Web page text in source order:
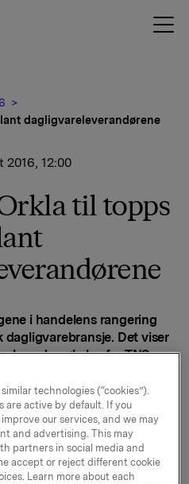
dagligvareleverandørene
2016, 12:00
til topps
i handelens rangering
dagligvarebransje. Det viser
undersøkelse fra TNS
inntar førsteplassen på
tvers av
følger Orkla-
mens Orkla Foods
to andre selskaper.
technologies (“cookies”).
are active by default. If you
our services, and we may
and advertising. This may
partners in social media and
accept or reject different cookie
Learn more about each